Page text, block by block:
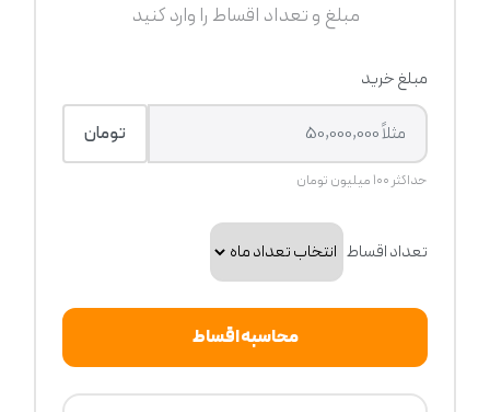
مبلغ و تعداد اقساط را وارد کنید
مبلغ خرید
تومان
حداکثر ۱۰۰ میلیون تومان
تعداد اقساط
محاسبه اقساط